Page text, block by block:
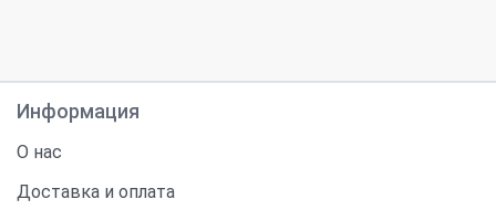
Информация
О нас
Доставка и оплата